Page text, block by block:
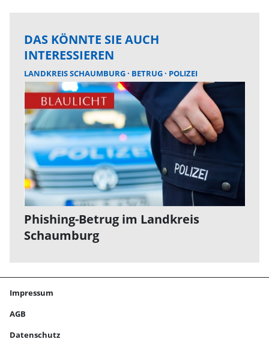
DAS KÖNNTE SIE AUCH
INTERESSIEREN
LANDKREIS SCHAUMBURG BETRUG POLIZEI
Phishing-Betrug im Landkreis
Schaumburg
Impressum
AGB
Datenschutz